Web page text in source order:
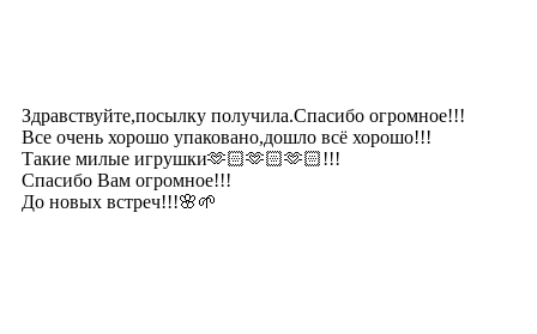
Здравствуйте,посылку получила.Спасибо огромное!!!
Все очень хорошо упаковано,дошло всё хорошо!!!
Такие милые игрушки🫶🏻🫶🏻🫶🏻!!!
Спасибо Вам огромное!!!
До новых встреч!!!🌸🌱